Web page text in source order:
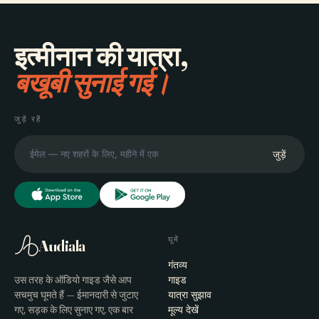
इत्मीनान की यात्रा,
बखूबी सुनाई गई।
जुड़े रहें
जुड़ें
Audiala
उस तरह के ऑडियो गाइड जैसे आप
सचमुच घूमते हैं — ईमानदारी से जुटाए
गए, सड़क के लिए सुनाए गए, एक बार
घूमें
गंतव्य
गाइड
यात्रा सुझाव
मूल्य देखें